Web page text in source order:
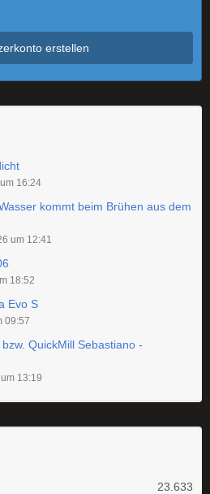
erstellen
16:24
kommt beim Brühen aus dem
um 12:41
18:52
Evo S
09:57
QuickMill Sebastiano -
13:19
23.633